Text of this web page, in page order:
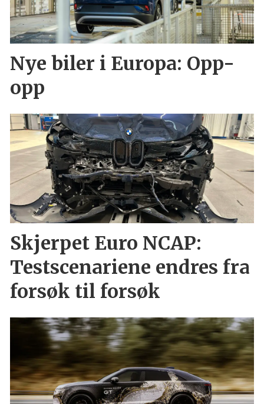
Nye biler i Europa: Opp-
opp
Skjerpet Euro NCAP:
Testscenariene endres fra
forsøk til forsøk